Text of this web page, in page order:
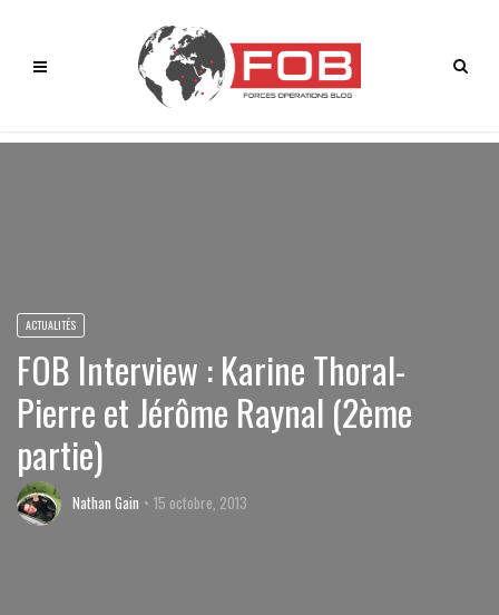
ACTUALITÉS
FOB Interview : Karine Thoral-
Pierre et Jérôme Raynal (2ème
partie)
Nathan Gain 15 octobre, 2013